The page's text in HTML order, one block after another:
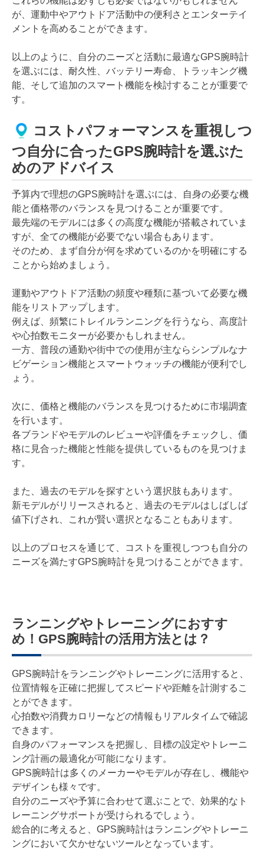
が、運動中やアウトドア活動中の便利さとエンターテイ
メントを高めることができます。
以上のように、自分のニーズと活動に最適なGPS腕時計
を選ぶには、耐久性、バッテリー寿命、トラッキング機
能、そして追加のスマート機能を検討することが重要で
す。
コストパフォーマンスを重視しつ
つ自分に合ったGPS腕時計を選ぶた
めのアドバイス
予算内で理想のGPS腕時計を選ぶには、自身の必要な機
能と価格帯のバランスを見つけることが重要です。
最先端のモデルには多くの高度な機能が搭載されていま
すが、全ての機能が必要でない場合もあります。
そのため、まず自分が何を求めているのかを明確にする
ことから始めましょう。
運動やアウトドア活動の頻度や種類に基づいて必要な機
能をリストアップします。
例えば、頻繁にトレイルランニングを行うなら、高度計
や心拍数モニターが必要かもしれません。
一方、普段の通勤や街中での使用が主ならシンプルなナ
ビゲーション機能とスマートウォッチの機能が便利でし
ょう。
次に、価格と機能のバランスを見つけるために市場調査
を行います。
各ブランドやモデルのレビューや評価をチェックし、価
格に見合った機能と性能を提供しているものを見つけま
す。
また、過去のモデルを探すという選択肢もあります。
新モデルがリリースされると、過去のモデルはしばしば
値下げされ、これが賢い選択となることもあります。
以上のプロセスを通じて、コストを重視しつつも自分の
ニーズを満たすGPS腕時計を見つけることができます。
ランニングやトレーニングにおすす
め！GPS腕時計の活用方法とは？
GPS腕時計をランニングやトレーニングに活用すると、
位置情報を正確に把握してスピードや距離を計測するこ
とができます。
心拍数や消費カロリーなどの情報もリアルタイムで確認
できます。
自身のパフォーマンスを把握し、目標の設定やトレーニ
ング計画の最適化が可能になります。
GPS腕時計は多くのメーカーやモデルが存在し、機能や
デザインも様々です。
自分のニーズや予算に合わせて選ぶことで、効果的なト
レーニングサポートが受けられるでしょう。
総合的に考えると、GPS腕時計はランニングやトレーニ
ングにおいて欠かせないツールとなっています。